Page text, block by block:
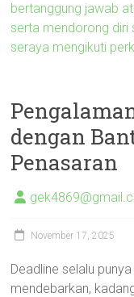
bertanggung jawab
serta mendorong diri
seraya mengikuti
dengan
Penasaran
November 17, 2025
Deadline selalu
mendebarkan,